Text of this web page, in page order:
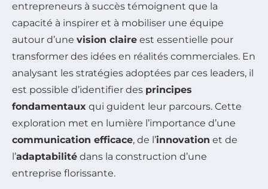
entrepreneurs à succès témoignent que la
capacité à inspirer et à mobiliser une équipe
autour d’une vision claire est essentielle pour
transformer des idées en réalités commerciales. En
analysant les stratégies adoptées par ces leaders, il
est possible d’identifier des principes
fondamentaux qui guident leur parcours. Cette
exploration met en lumière l’importance d’une
communication efficace, de l’innovation et de
l’adaptabilité dans la construction d’une
entreprise florissante.